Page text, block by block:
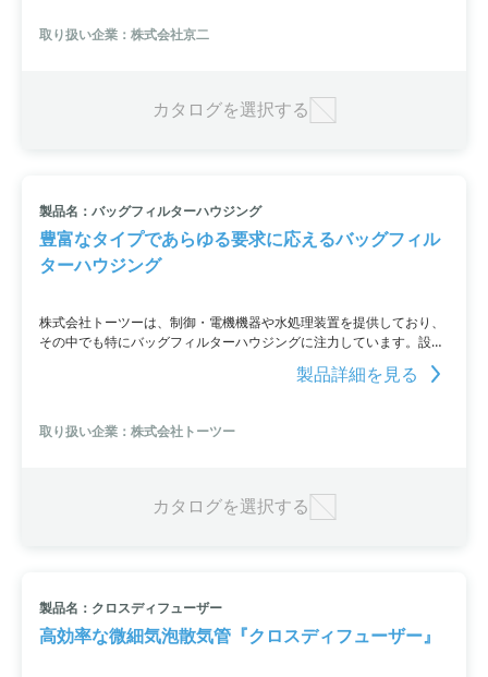
取り扱い企業：株式会社京二
カタログを選択する
製品名：バッグフィルターハウジング
豊富なタイプであらゆる要求に応えるバッグフィル
ターハウジング
株式会社トーツーは、制御・電機機器や水処理装置を提供しており、
その中でも特にバッグフィルターハウジングに注力しています。設置
サイズ・流量・耐蝕性材質など、さまざまなタイプを取り揃えてお
り、シンプル廉価タイプからＳＵＳ１６Ｌやオールポリプロピレン製
入口など、さまざまな要求にも対応できるよう、タイプ別にラインア
ップを揃えています。
製品詳細を見る
取り扱い企業：株式会社トーツー
カタログを選択する
製品名：クロスディフューザー
高効率な微細気泡散気管『クロスディフューザー』